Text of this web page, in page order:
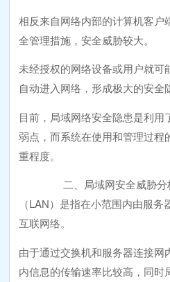
相反来自网络内部的计算机客户
全管理措施，安全威胁较大。
未经授权的网络设备或用户就可
自动进入网络，形成极大的安全
目前，局域网络安全隐患是利
弱点，而系统在使用和管理过程
重程度。
二、局域网安全威
（LAN）是指在小范围内由服
互联网络。
由于通过交换机和服务器连接网
内信息的传输速率比较高，同时